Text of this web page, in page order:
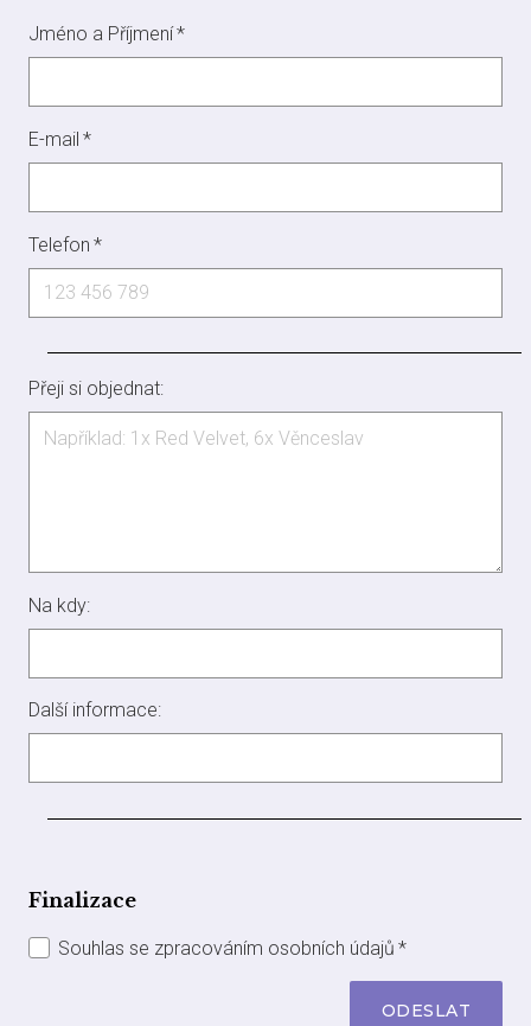
Jméno a Příjmení*
E-mail *
Telefon *
Přeji si objednat:
Na kdy:
Další informace:
Finalizace
Souhlas se zpracováním osobních údajů *
ODESLAT